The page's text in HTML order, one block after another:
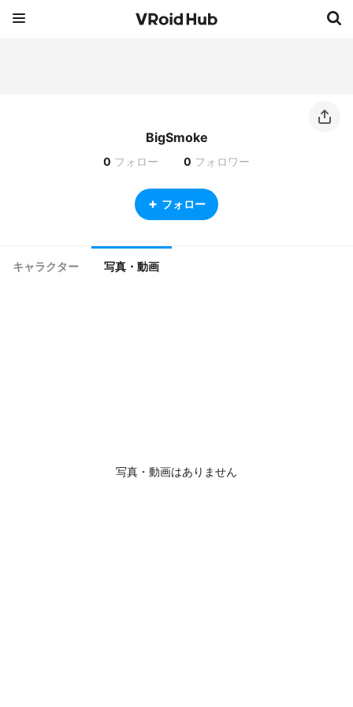
BigSmoke
0 フォロー 0 フォロワー
フォロー
キャラクター 写真・動画
写真・動画はありません